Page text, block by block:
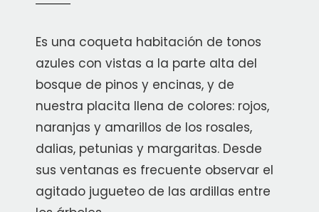
Es una coqueta habitación de tonos
azules con vistas a la parte alta del
bosque de pinos y encinas, y de
nuestra placita llena de colores: rojos,
naranjas y amarillos de los rosales,
dalias, petunias y margaritas. Desde
sus ventanas es frecuente observar el
agitado jugueteo de las ardillas entre